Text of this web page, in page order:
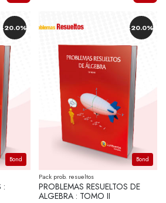
-20.0%
Bond
:
-20.0%
Bond
Pack prob. resueltos
PROBLEMAS RESUELTOS DE
ALGEBRA : TOMO II